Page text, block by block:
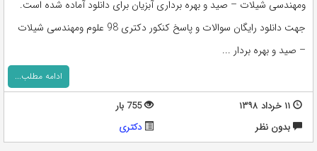
ومهندسی شیلات – صید و بهره برداری آبزیان برای دانلود آماده شده است.
جهت دانلود رایگان سوالات و پاسخ کنکور دکتری 98 علوم ومهندسی شیلات
– صید و بهره بردار ...
ادامه مطلب...
۱۱ خرداد ۱۳۹۸
755 بار
بدون نظر
دکتری